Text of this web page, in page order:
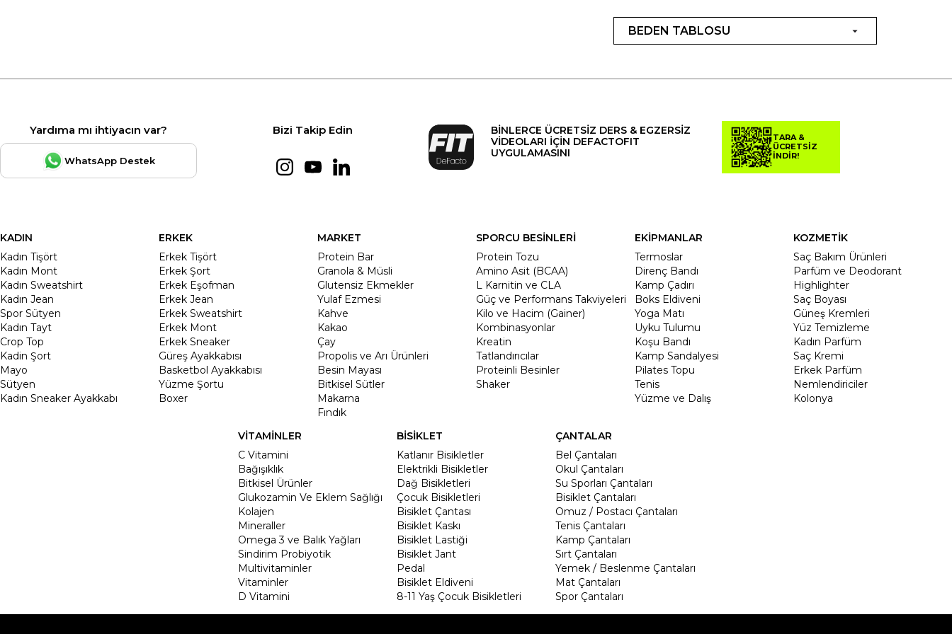
BEDEN TABLOSU
Yardıma mı ihtiyacın var?
WhatsApp Destek
Bizi Takip Edin
BİNLERCE ÜCRETSİZ DERS & EGZERSİZ
VİDEOLARI İÇİN DEFACTOFIT
UYGULAMASINI
TARA &
ÜCRETSİZ
İNDİR!
KADIN
Kadın Tişört
Kadın Mont
Kadın Sweatshirt
Kadın Jean
Spor Sütyen
Kadın Tayt
Crop Top
Kadin Şort
Mayo
Sütyen
Kadın Sneaker Ayakkabı
ERKEK
Erkek Tişört
Erkek Şort
Erkek Eşofman
Erkek Jean
Erkek Sweatshirt
Erkek Mont
Erkek Sneaker
Güreş Ayakkabısı
Basketbol Ayakkabısı
Yüzme Şortu
Boxer
MARKET
Protein Bar
Granola & Müsli
Glutensiz Ekmekler
Yulaf Ezmesi
Kahve
Kakao
Çay
Propolis ve Arı Ürünleri
Besin Mayası
Bitkisel Sütler
Makarna
Fındık
SPORCU BESİNLERİ
Protein Tozu
Amino Asit (BCAA)
L Karnitin ve CLA
Güç ve Performans Takviyeleri
Kilo ve Hacim (Gainer)
Kombinasyonlar
Kreatin
Tatlandırıcılar
Proteinli Besinler
Shaker
EKİPMANLAR
Termoslar
Direnç Bandı
Kamp Çadırı
Boks Eldiveni
Yoga Matı
Uyku Tulumu
Koşu Bandı
Kamp Sandalyesi
Pilates Topu
Tenis
Yüzme ve Dalış
KOZMETİK
Saç Bakım Ürünleri
Parfüm ve Deodorant
Highlighter
Saç Boyası
Güneş Kremleri
Yüz Temizleme
Kadın Parfüm
Saç Kremi
Erkek Parfüm
Nemlendiriciler
Kolonya
VİTAMİNLER
C Vitamini
Bağışıklık
Bitkisel Ürünler
Glukozamin Ve Eklem Sağlığı
Kolajen
Mineraller
Omega 3 ve Balık Yağları
Sindirim Probiyotik
Multivitaminler
Vitaminler
D Vitamini
BİSİKLET
Katlanır Bisikletler
Elektrikli Bisikletler
Dağ Bisikletleri
Çocuk Bisikletleri
Bisiklet Çantası
Bisiklet Kaskı
Bisiklet Lastiği
Bisiklet Jant
Pedal
Bisiklet Eldiveni
8-11 Yaş Çocuk Bisikletleri
ÇANTALAR
Bel Çantaları
Okul Çantaları
Su Sporları Çantaları
Bisiklet Çantaları
Omuz / Postacı Çantaları
Tenis Çantaları
Kamp Çantaları
Sırt Çantaları
Yemek / Beslenme Çantaları
Mat Çantaları
Spor Çantaları